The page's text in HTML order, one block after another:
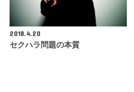
2018.4.20
セクハラ問題の本質